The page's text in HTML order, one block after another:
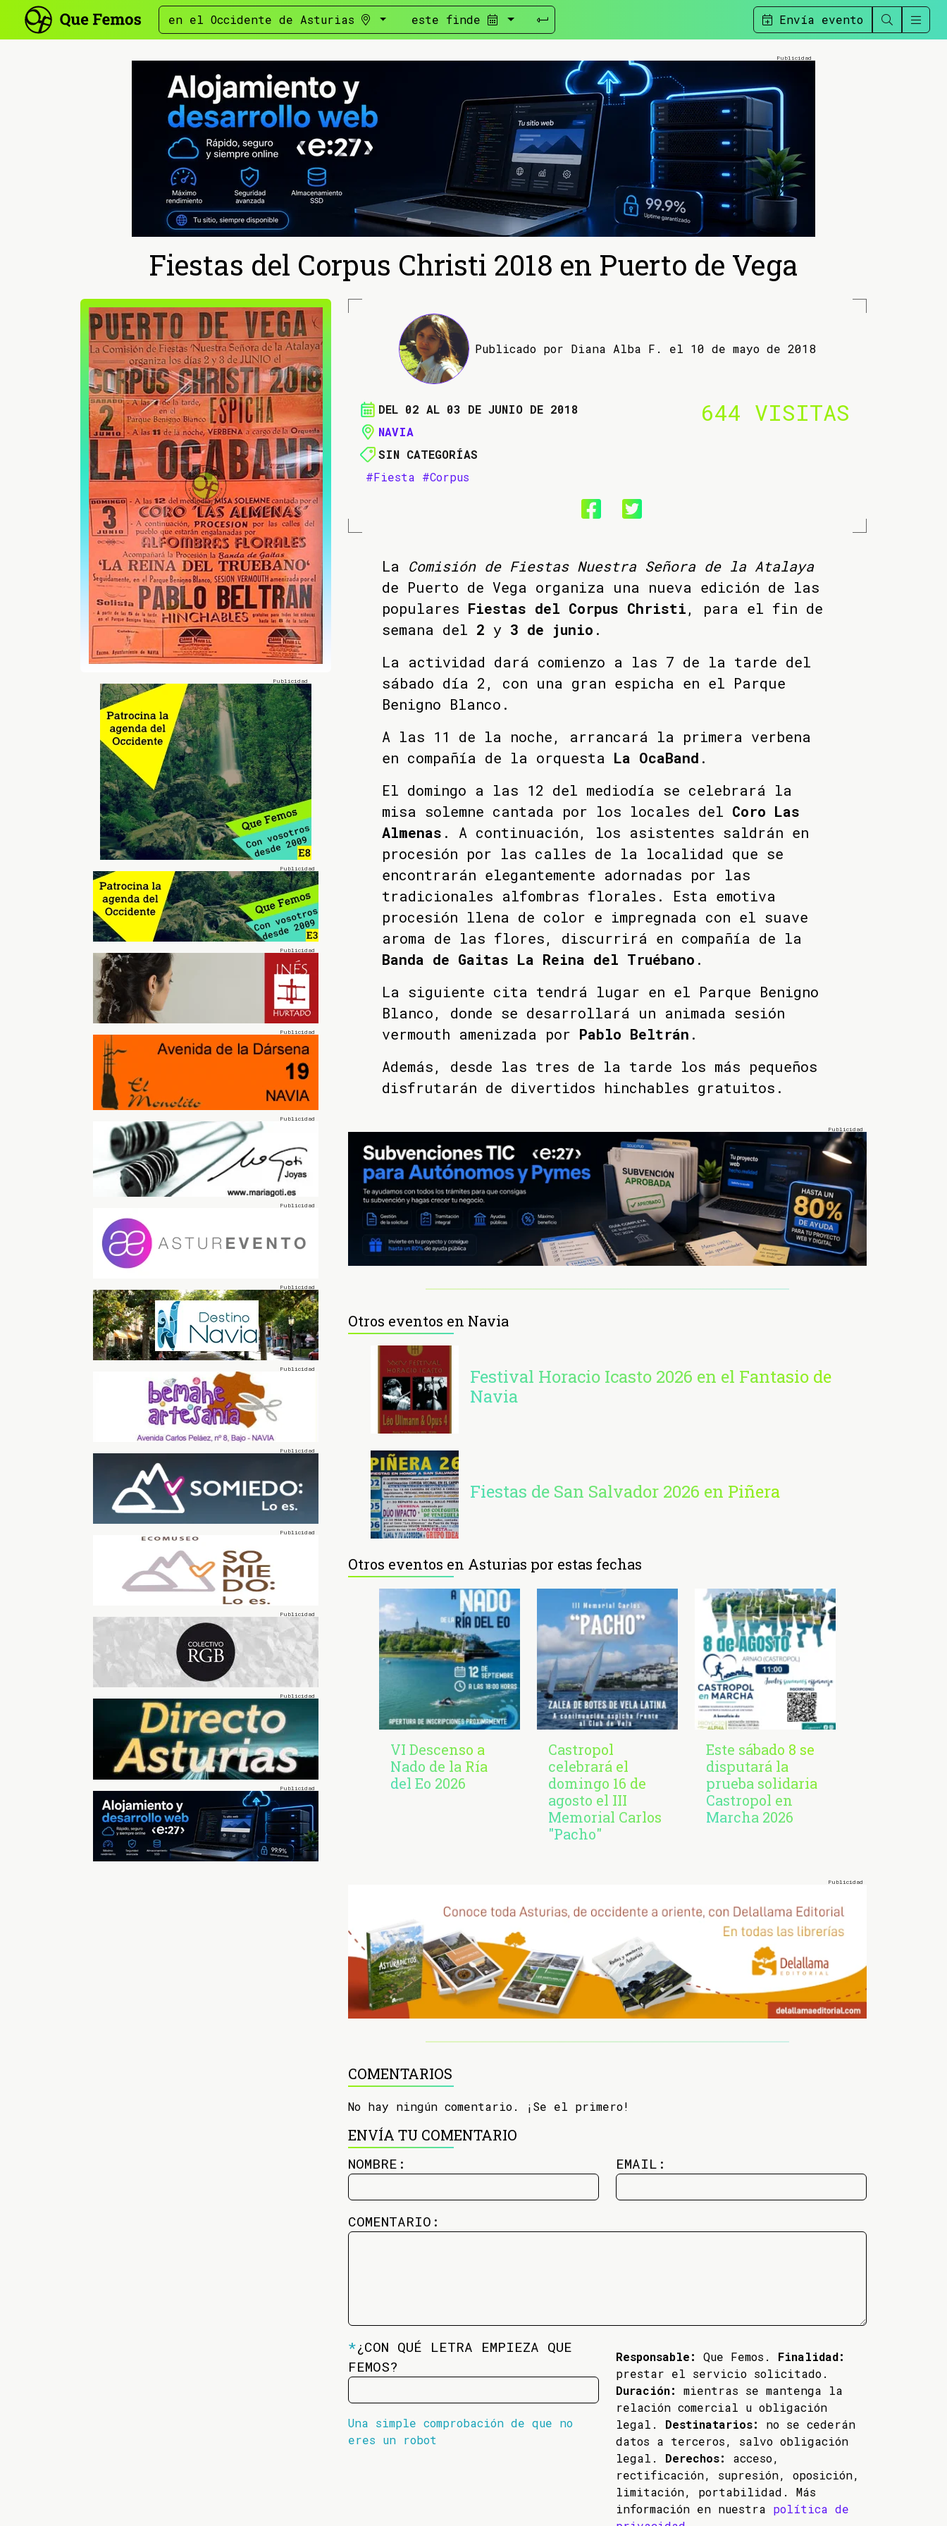
en el Occidente de Asturias este finde Envía evento
Fiestas del Corpus Christi 2018 en Puerto de Vega
Publicado por Diana Alba F. el 10 de mayo de 2018
DEL 02 AL 03 DE JUNIO DE 2018
NAVIA
SIN CATEGORÍAS
#Fiesta #Corpus
644 VISITAS
La Comisión de Fiestas Nuestra Señora de la Atalaya
de Puerto de Vega organiza una nueva edición de las
populares Fiestas del Corpus Christi, para el fin de
semana del 2 y 3 de junio .
La actividad dará comienzo a las 7 de la tarde del
sábado día 2, con una gran espicha en el Parque
Benigno Blanco.
A las 11 de la noche, arrancará la primera verbena
en compañía de la orquesta La OcaBand .
El domingo a las 12 del mediodía se celebrará la
misa solemne cantada por los locales del Coro Las
Almenas . A continuación, los asistentes saldrán en
procesión por las calles de la localidad que se
encontrarán elegantemente adornadas por las
tradicionales alfombras florales. Esta emotiva
procesión llena de color e impregnada con el suave
aroma de las flores, discurrirá en compañía de la
Banda de Gaitas La Reina del Truébano .
La siguiente cita tendrá lugar en el Parque Benigno
Blanco, donde se desarrollará un animada sesión
vermouth amenizada por Pablo Beltrán .
Además, desde las tres de la tarde los más pequeños
disfrutarán de divertidos hinchables gratuitos.
Otros eventos en Navia
Festival Horacio Icasto 2026 en el Fantasio de
Navia
Fiestas de San Salvador 2026 en Piñera
Otros eventos en Asturias por estas fechas
VI Descenso a
Nado de la Ría
del Eo 2026
Castropol
celebrará el
domingo 16 de
agosto el III
Memorial Carlos
"Pacho"
Este sábado 8 se
disputará la
prueba solidaria
Castropol en
Marcha 2026
COMENTARIOS
No hay ningún comentario. ¡Se el primero!
ENVÍA TU COMENTARIO
NOMBRE: EMAIL:
COMENTARIO:
*¿CON QUÉ LETRA EMPIEZA QUE
FEMOS?
Una simple comprobación de que no
eres un robot
Responsable: Que Femos. Finalidad:
prestar el servicio solicitado.
Duración:
mientras se mantenga la
relación comercial u obligación
legal. Destinatarios:
no se cederán
datos a terceros, salvo obligación
legal. Derechos:
acceso,
rectificación, supresión, oposición,
limitación, portabilidad. Más
información en nuestra política de